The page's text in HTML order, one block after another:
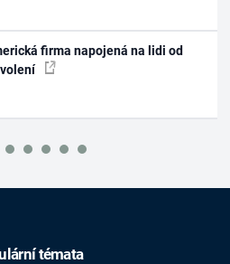
firma napojená na lidi od
témata